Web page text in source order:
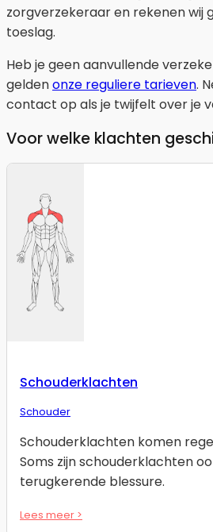
zorgverzekeraar en rekenen wij
toeslag.
Heb je geen aanvullende
geldenonze reguliere tarieven.
contact op als je twijfelt over je
Voor welke klachten
Schouderklachten
Schouder
Schouderklachten komen
Soms zijn schouderklachten
terugkerende blessure.
Lees meer >